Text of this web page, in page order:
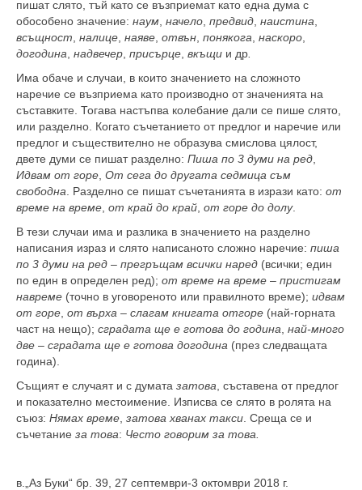
пишат слято, тъй като се възприемат като една дума с
обособено значение: наум начело предвид наистина
всъщност налице наяве отвън понякога наскоро
догодина надвечер присърце вкъщи и др
Има обаче и случаи, в които значението на сложното
наречие се възприема като производно от значенията на
съставките. Тогава настъпва колебание дали се пише слято,
или разделно. Когато съчетанието от предлог и наречие или
предлог и съществително не образува смислова цялост,
двете думи се пишат разделно: Пиша по 3 думи на ред
Идвам от горе От сега до другата седмица съм
свободна . Разделно се пишат съчетанията в изрази като: от
време на време от край до край от горе до долу.
В тези случаи има и разлика в значението на разделно
написания израз и слято написаното сложно наречие: пиша
по 3 думи на ред – прегръщам всички наред (всички; един
по един в определен ред); от време на време – пристигам
навреме (точно в уговореното или правилното време); идвам
от горе от върха – слагам книгата отгоре (най-горната
част на нещо); сградата ще е готова до година най-много
две – сградата ще е готова догодина (през следващата
година).
Същият е случаят и с думата затова , съставена от предлог
и показателно местоимение. Изписва се слято в ролята на
съюз: Нямах време затова хванах такси . Среща се и
съчетание за това: Често говорим за това.
в.„Аз Буки“ бр. 39, 27 септември-3 октомври 2018 г.